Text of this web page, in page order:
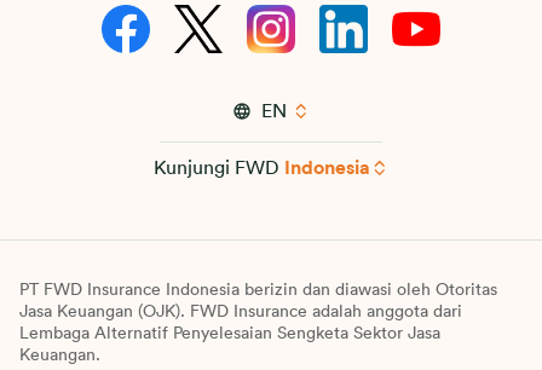
EN
Kunjungi FWD Indonesia
PT FWD Insurance Indonesia berizin dan diawasi oleh Otoritas
Jasa Keuangan (OJK). FWD Insurance adalah anggota dari
Lembaga Alternatif Penyelesaian Sengketa Sektor Jasa
Keuangan.